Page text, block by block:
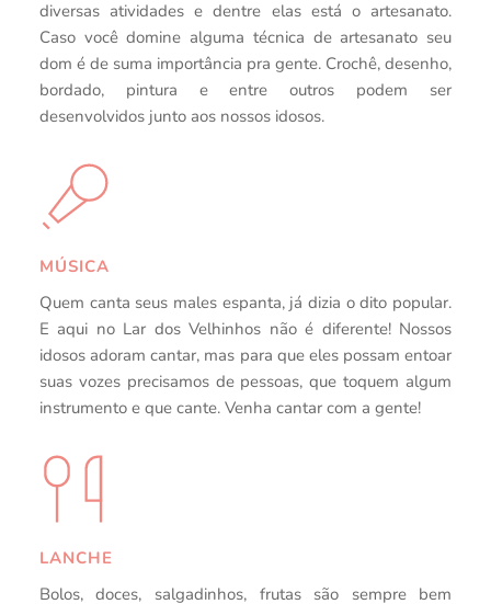
diversas atividades e dentre elas está o artesanato.
Caso você domine alguma técnica de artesanato seu
dom é de suma importância pra gente. Crochê, desenho,
bordado, pintura e entre outros podem ser
desenvolvidos junto aos nossos idosos.
MÚSICA
Quem canta seus males espanta, já dizia o dito popular.
E aqui no Lar dos Velhinhos não é diferente! Nossos
idosos adoram cantar, mas para que eles possam entoar
suas vozes precisamos de pessoas, que toquem algum
instrumento e que cante. Venha cantar com a gente!
LANCHE
Bolos, doces, salgadinhos, frutas são sempre bem